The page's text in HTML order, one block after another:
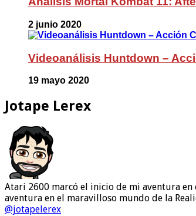
2 junio 2020
Videoanálisis Huntdown –
19 mayo 2020
Jotape Lerex
Atari 2600 marcó el inicio de mi aventura
aventura en el maravilloso mundo de la
@jotapelerex